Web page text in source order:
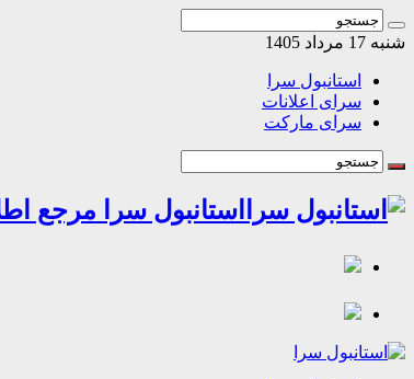
شنبه 17 مرداد 1405
استانبول سرا
سرای اعلانات
سرای مارکت
استانبول سرا مرجع